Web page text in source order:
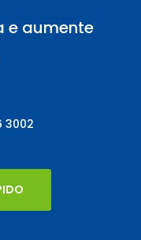
e aumente
3002